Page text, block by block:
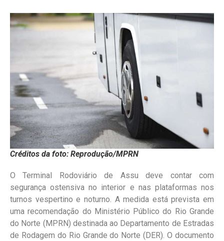
Créditos da foto: Reprodução/MPRN
O Terminal Rodoviário de Assu deve contar com
segurança ostensiva no interior e nas plataformas nos
turnos vespertino e noturno. A medida está prevista em
uma recomendação do Ministério Público do Rio Grande
do Norte (MPRN) destinada ao Departamento de Estradas
de Rodagem do Rio Grande do Norte (DER). O documento